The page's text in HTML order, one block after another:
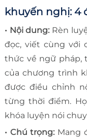
khuyến nghị: 4
• Nội dung: Rèn
đọc, viết cùng với
thức về ngữ pháp,
của chương trình
được điều chỉnh
từng thời điểm.
khóa luyện nói
• Chú trọng: Mang